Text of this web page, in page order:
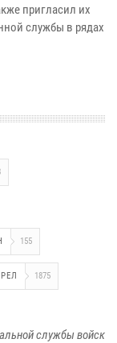
пригласил их
службы в рядах
155
1875
службы войск